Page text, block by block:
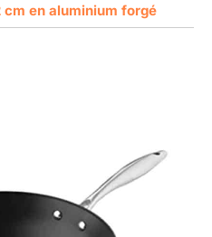
en aluminium forgé